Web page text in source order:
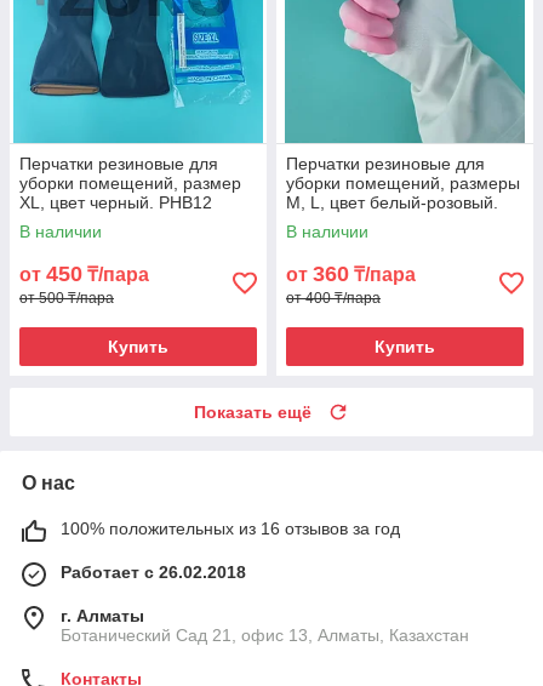
Перчатки резиновые для
уборки помещений, размер
XL, цвет черный. PHB12
В наличии
от 450 ₸/пара
от 500 ₸/пара
Купить
Перчатки резиновые для
уборки помещений, размеры
М, L, цвет белый-розовый.
PHB-13
В наличии
от 360 ₸/пара
от 400 ₸/пара
Купить
Показать ещё
О нас
100% положительных из 16 отзывов за год
Работает с 26.02.2018
г. Алматы
Ботанический Сад 21, офис 13, Алматы, Казахстан
Контакты